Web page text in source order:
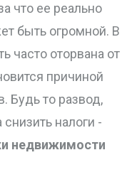
что ее реально
быть огромной. В
часто оторвана от
причиной
Будь то развод,
налоги -
недвижимости